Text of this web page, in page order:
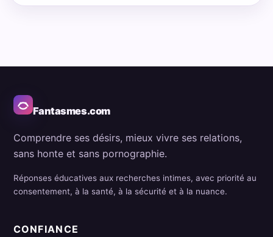
Fantasmes.com
Comprendre ses désirs, mieux vivre ses relations,
sans honte et sans pornographie.
Réponses éducatives aux recherches intimes, avec priorité au
consentement, à la santé, à la sécurité et à la nuance.
CONFIANCE